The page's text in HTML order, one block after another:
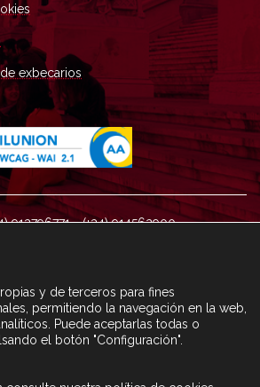
exbecarios
913796771 - (+34) 914562900
CONTACTA CON FCA TRAVÉS DEL
y de terceros para fines
permitiendo la navegación en la web,
Puede aceptarlas todas o
el botón "Configuración".